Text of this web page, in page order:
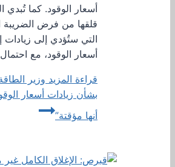
أسعار الوقود. كما تُبدي
قلقها من فرض الضريبة
التي ستُؤدي إلى
أسعار الوقود، مع
قراءة المزيد وزير
بشأن زيادات أسعار
أنها مؤقتة”